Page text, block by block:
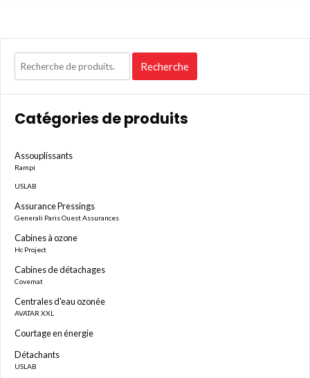
Recherche
pour :
Recherche
Catégories de produits
Assouplissants
Rampi
USLAB
Assurance Pressings
Generali Paris Ouest Assurances
Cabines à ozone
Hc Project
Cabines de détachages
Covemat
Centrales d'eau ozonée
AVATAR XXL
Courtage en énergie
Détachants
USLAB